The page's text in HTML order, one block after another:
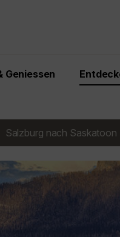
Geniessen
Salzburg nach Saskatoon